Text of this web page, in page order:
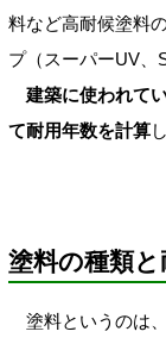
料など高耐候塗料
プ（スーパーUV、
建築に使われて
て耐用年数を計算
塗料の種類と
塗料というのは